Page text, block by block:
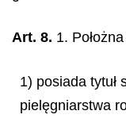
Art. 8. 1.
1) posiada tytuł
pielęgniarstwa